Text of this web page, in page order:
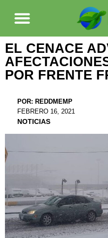
EL CENACE
POR FRENTE
POR: REDDMEMP
FEBRERO 16, 2021
NOTICIAS